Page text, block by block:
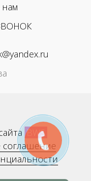
BWS
соглашение